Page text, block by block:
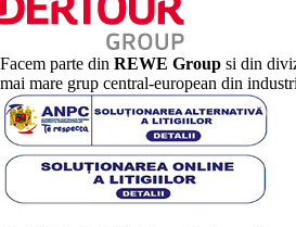
Facem parte din REWE Group si din
mai mare grup central-european din